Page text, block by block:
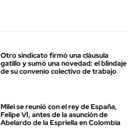
Otro sindicato firmó una cláusula
gatillo y sumó una novedad: el blindaje
de su convenio colectivo de trabajo
Milei se reunió con el rey de España,
Felipe VI, antes de la asunción de
Abelardo de la Espriella en Colombia